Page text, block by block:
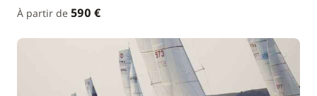
À partir de 590 €